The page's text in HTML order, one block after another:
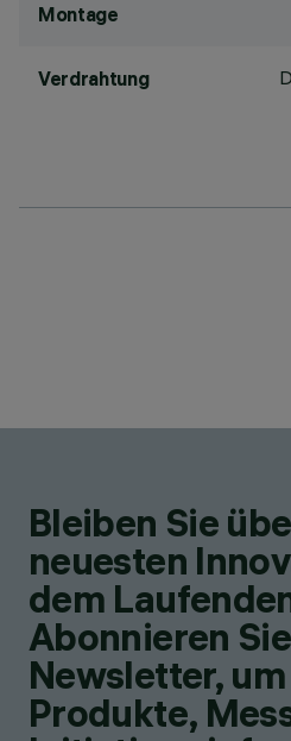
Montage
Verdrahtung
Bleiben Sie
neuesten
dem
Abonnieren
Newsletter,
Produkte,